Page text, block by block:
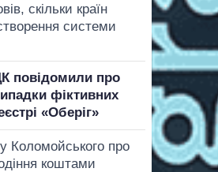
скільки країн
системи
повідомили про
фіктивних
«Оберіг»
Коломойського про
коштами